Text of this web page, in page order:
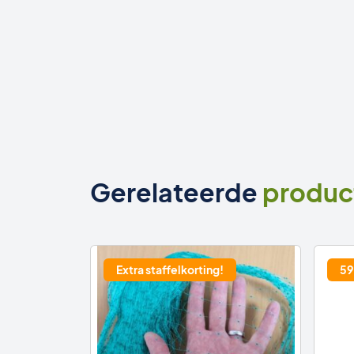
Gerelateerde
Extra staffelkorting!